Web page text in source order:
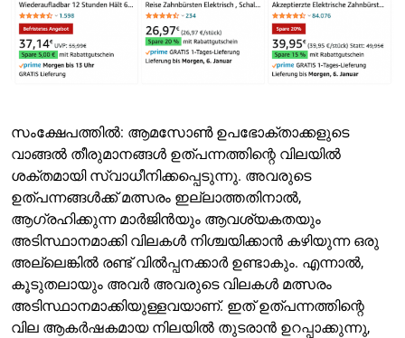
സംക്ഷേപത്തിൽ: ആമസോൺ ഉപഭോക്താക്കളുടെ
വാങ്ങൽ തീരുമാനങ്ങൾ ഉത്പന്നത്തിന്റെ വിലയിൽ
ശക്തമായി സ്വാധീനിക്കപ്പെടുന്നു. അവരുടെ
ഉത്പന്നങ്ങൾക്ക് മത്സരം ഇല്ലാത്തതിനാൽ,
ആഗ്രഹിക്കുന്ന മാർജിൻയും ആവശ്യകതയും
അടിസ്ഥാനമാക്കി വിലകൾ നിശ്ചയിക്കാൻ കഴിയുന്ന ഒരു
അല്ലെങ്കിൽ രണ്ട് വിൽപ്പനക്കാർ ഉണ്ടാകും. എന്നാൽ,
കൂടുതലായും അവർ അവരുടെ വിലകൾ മത്സരം
അടിസ്ഥാനമാക്കിയുള്ളവയാണ്. ഇത് ഉത്പന്നത്തിന്റെ
വില ആകർഷകമായ നിലയിൽ തുടരാൻ ഉറപ്പാക്കുന്നു,